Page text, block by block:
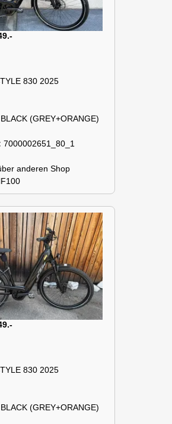
830 2025
(GREY+ORANGE)
7000002651_80_1
anderen Shop
830 2025
(GREY+ORANGE)